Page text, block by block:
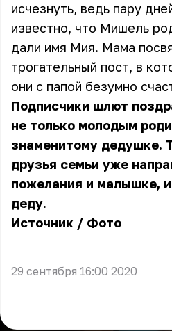
исчезнуть, ведь пару
известно, что Мишель
дали имя Мия. Мама
трогательный пост, в
они с папой безумно
Подписчики шлют
не только молодым
знаменитому дедушке.
друзья семьи уже
пожелания и малышке,
деду.
Источник / Фото
29 сентября 16:00 2020